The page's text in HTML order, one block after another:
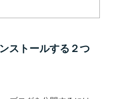
ストールする２つ